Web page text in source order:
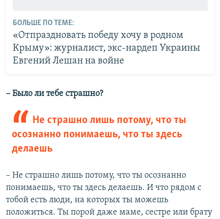
БОЛЬШЕ ПО ТЕМЕ:
«Отпраздновать победу хочу в родном
Крыму»: журналист, экс-нардеп Украины
Евгений Лешан на войне
– Было ли тебе страшно?
Не страшно лишь потому, что ты
осознанно понимаешь, что ты здесь
делаешь
– Не страшно лишь потому, что ты осознанно
понимаешь, что ты здесь делаешь. И что рядом с
тобой есть люди, на которых ты можешь
положиться. Ты порой даже маме, сестре или брату